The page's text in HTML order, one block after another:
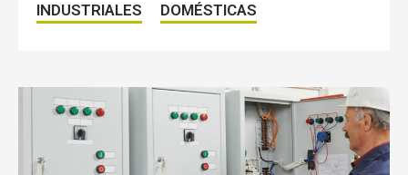
INDUSTRIALES DOMÉSTICAS